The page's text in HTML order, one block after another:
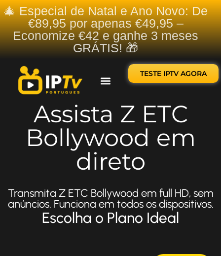
🎄 Especial de Natal e Ano Novo: De
€89,95 por apenas €49,95 –
Economize €42 e ganhe 3 meses
GRÁTIS! 🎁
TESTE IPTV AGORA
Assista Z ETC
Bollywood em
direto
Transmita Z ETC Bollywood em full HD, sem
anúncios. Funciona em todos os dispositivos.
Escolha o Plano Ideal